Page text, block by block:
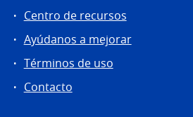
Centro de recursos
Ayúdanos a mejorar
Términos de uso
Contacto